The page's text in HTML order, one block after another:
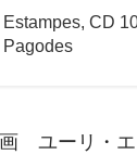
Estampes, CD
Pagodes
画 ユーリ・